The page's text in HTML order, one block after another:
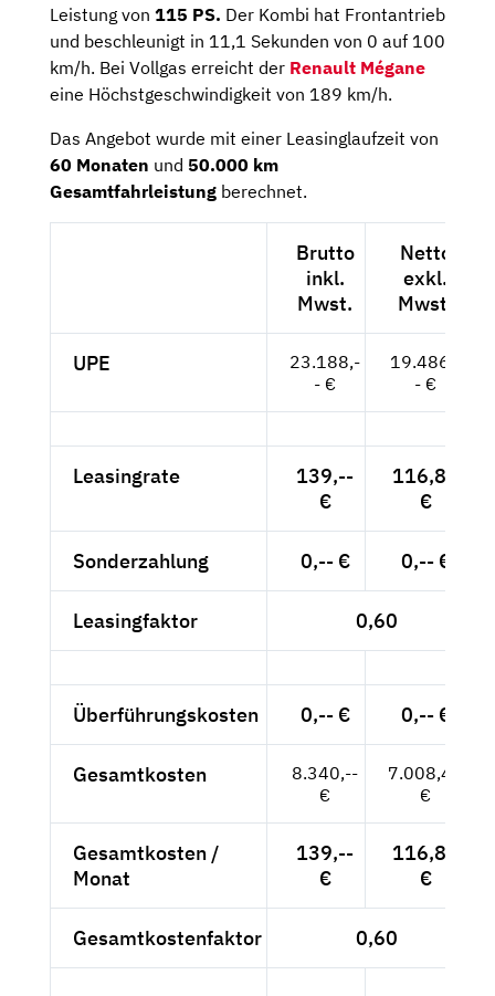
Leistung von 115 PS. Der Kombi hat Frontantrieb
und beschleunigt in 11,1 Sekunden von 0 auf 100
km/h. Bei Vollgas erreicht der Renault Mégane
eine Höchstgeschwindigkeit von 189 km/h.
Das Angebot wurde mit einer Leasinglaufzeit von
60 Monaten und 50.000 km
Gesamtfahrleistung berechnet.
Brutto
inkl.
Mwst.
Netto
exkl.
Mwst.
UPE
23.188,-
- €
19.486,-
- €
Leasingrate
139,--
€
116,81
€
Sonderzahlung 0,-- € 0,-- €
Leasingfaktor 0,60
Überführungskosten 0,-- € 0,-- €
Gesamtkosten
8.340,--
€
7.008,40
€
Gesamtkosten /
Monat
139,--
€
116,81
€
Gesamtkostenfaktor 0,60